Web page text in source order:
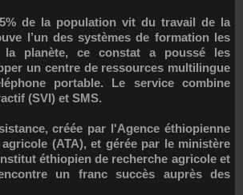
de la population vit du travail de la
l’un des systèmes de formation les
la planète, ce constat a poussé les
un centre de ressources multilingue
portable. Le service combine
(SVI) et SMS.
créée par l'Agence éthiopienne
(ATA), et gérée par le ministère
éthiopien de recherche agricole et
un franc succès auprès des